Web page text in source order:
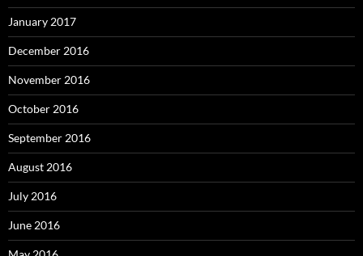
January 2017
December 2016
November 2016
October 2016
September 2016
August 2016
July 2016
June 2016